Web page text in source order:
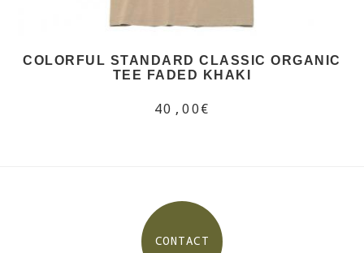
COLORFUL STANDARD CLASSIC ORGANIC
TEE FADED KHAKI
40,00€
CONTACT